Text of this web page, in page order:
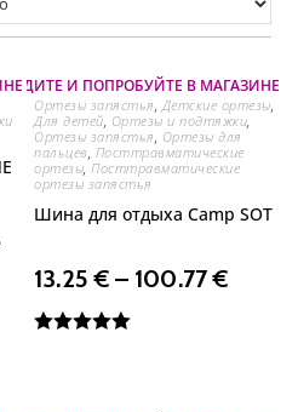
НА ОЗЕРЕИ ПОПРОБУЙТЕ В МАГАЗИНЕ
Ортезы запястья Детские ортезы
Для детей Ортезы и подтяжки
Ортезы запястья Ортезы для
пальцев Посттравматические
ортезы Посттравматические
ортезы запястья
Шина для отдыха Camp SOT
13.25€ – 100.77€